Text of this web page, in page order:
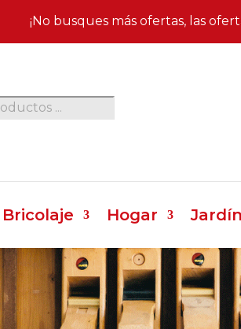
¡No busques más ofertas, las
Bricolaje Hogar